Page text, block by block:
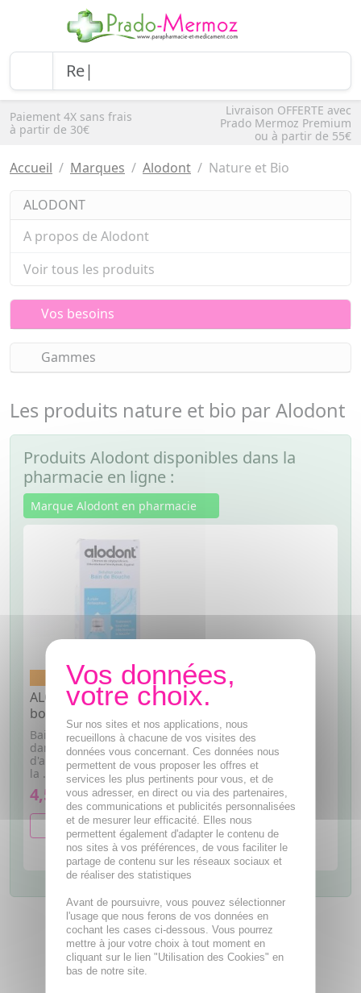
Paiement 4X sans frais
à partir de 30€
Livraison OFFERTE avec
Prado Mermoz Premium
ou à partir de 55€
Accueil Marques Alodont Nature et Bio
ALODONT
A propos de Alodont
Voir tous les produits
Vos besoins
Gammes
Les produits nature et bio par Alodont
Produits Alodont disponibles dans la
pharmacie en ligne :
Marque Alodont en pharmacie
Médicament conseil
ALODONT Bain de
bouche flacon de 200ml
Bain de bouche. Préconisé
dans le traitement local
d'appoint des infections de
la ...
4,50€
AJOUTER AU PANIER
Sur nos sites et nos applications, nous
recueillons à chacune de vos visites des
données vous concernant. Ces données nous
permettent de vous proposer les offres et
services les plus pertinents pour vous, et de
vous adresser, en direct ou via des partenaires,
des communications et publicités personnalisées
et de mesurer leur efficacité. Elles nous
permettent également d'adapter le contenu de
nos sites à vos préférences, de vous faciliter le
partage de contenu sur les réseaux sociaux et
de réaliser des statistiques
Avant de poursuivre, vous pouvez sélectionner
l'usage que nous ferons de vos données en
cochant les cases ci-dessous. Vous pourrez
mettre à jour votre choix à tout moment en
cliquant sur le lien "Utilisation des Cookies" en
bas de notre site.